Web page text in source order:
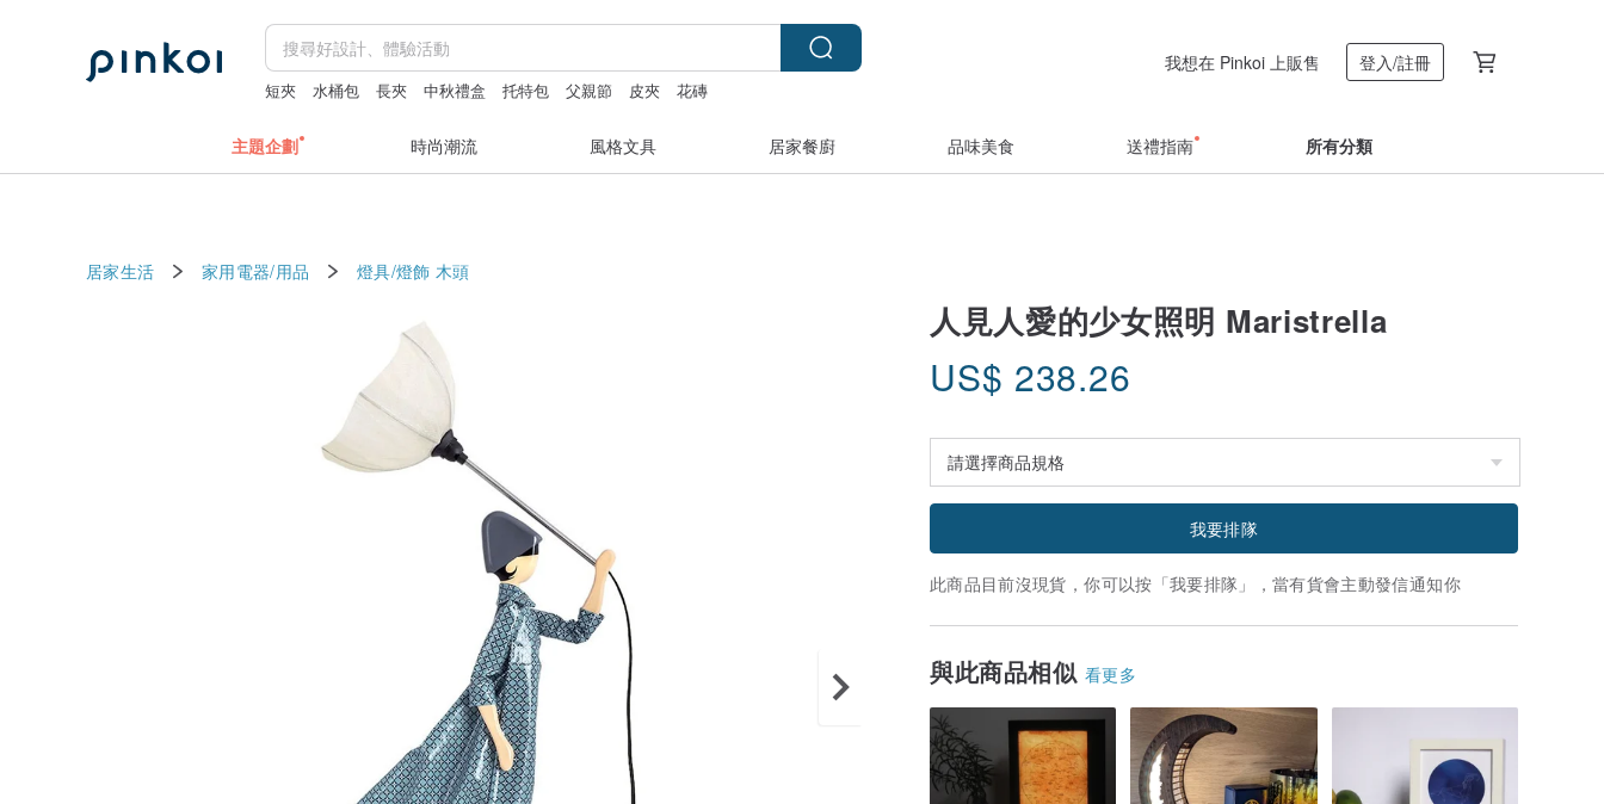
短夾 水桶包 長夾 中秋禮盒 托特包 父親節 皮夾 花磚
我想在 Pinkoi 上販售 登入/註冊
主題企劃 時尚潮流 風格文具 居家餐廚 品味美食 送禮指南 所有分類
居家生活 家用電器/用品 燈具/燈飾 木頭
人見人愛的少女照明 Maristrella
US$ 238.26
我要排隊
此商品目前沒現貨，你可以按「我要排隊」，當有貨會主動發信通知你
與此商品相似 看更多